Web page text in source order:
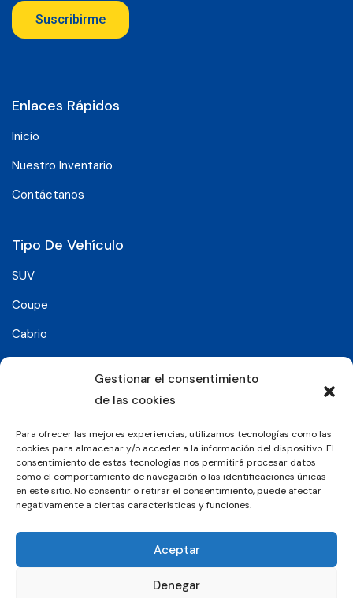
Gestionar el consentimiento
de las cookies
Para ofrecer las mejores experiencias, utilizamos tecnologías como las
cookies para almacenar y/o acceder a la información del dispositivo. El
consentimiento de estas tecnologías nos permitirá procesar datos
como el comportamiento de navegación o las identificaciones únicas
en este sitio. No consentir o retirar el consentimiento, puede afectar
negativamente a ciertas características y funciones.
Aceptar
Denegar
Suscribirme
Enlaces Rápidos
Inicio
Nuestro Inventario
Contáctanos
Tipo De Vehículo
SUV
Coupe
Cabrio
Síguenos en:
© 2026 Grupo Luxury Cars. Todos los derechos
Política de Privacidad